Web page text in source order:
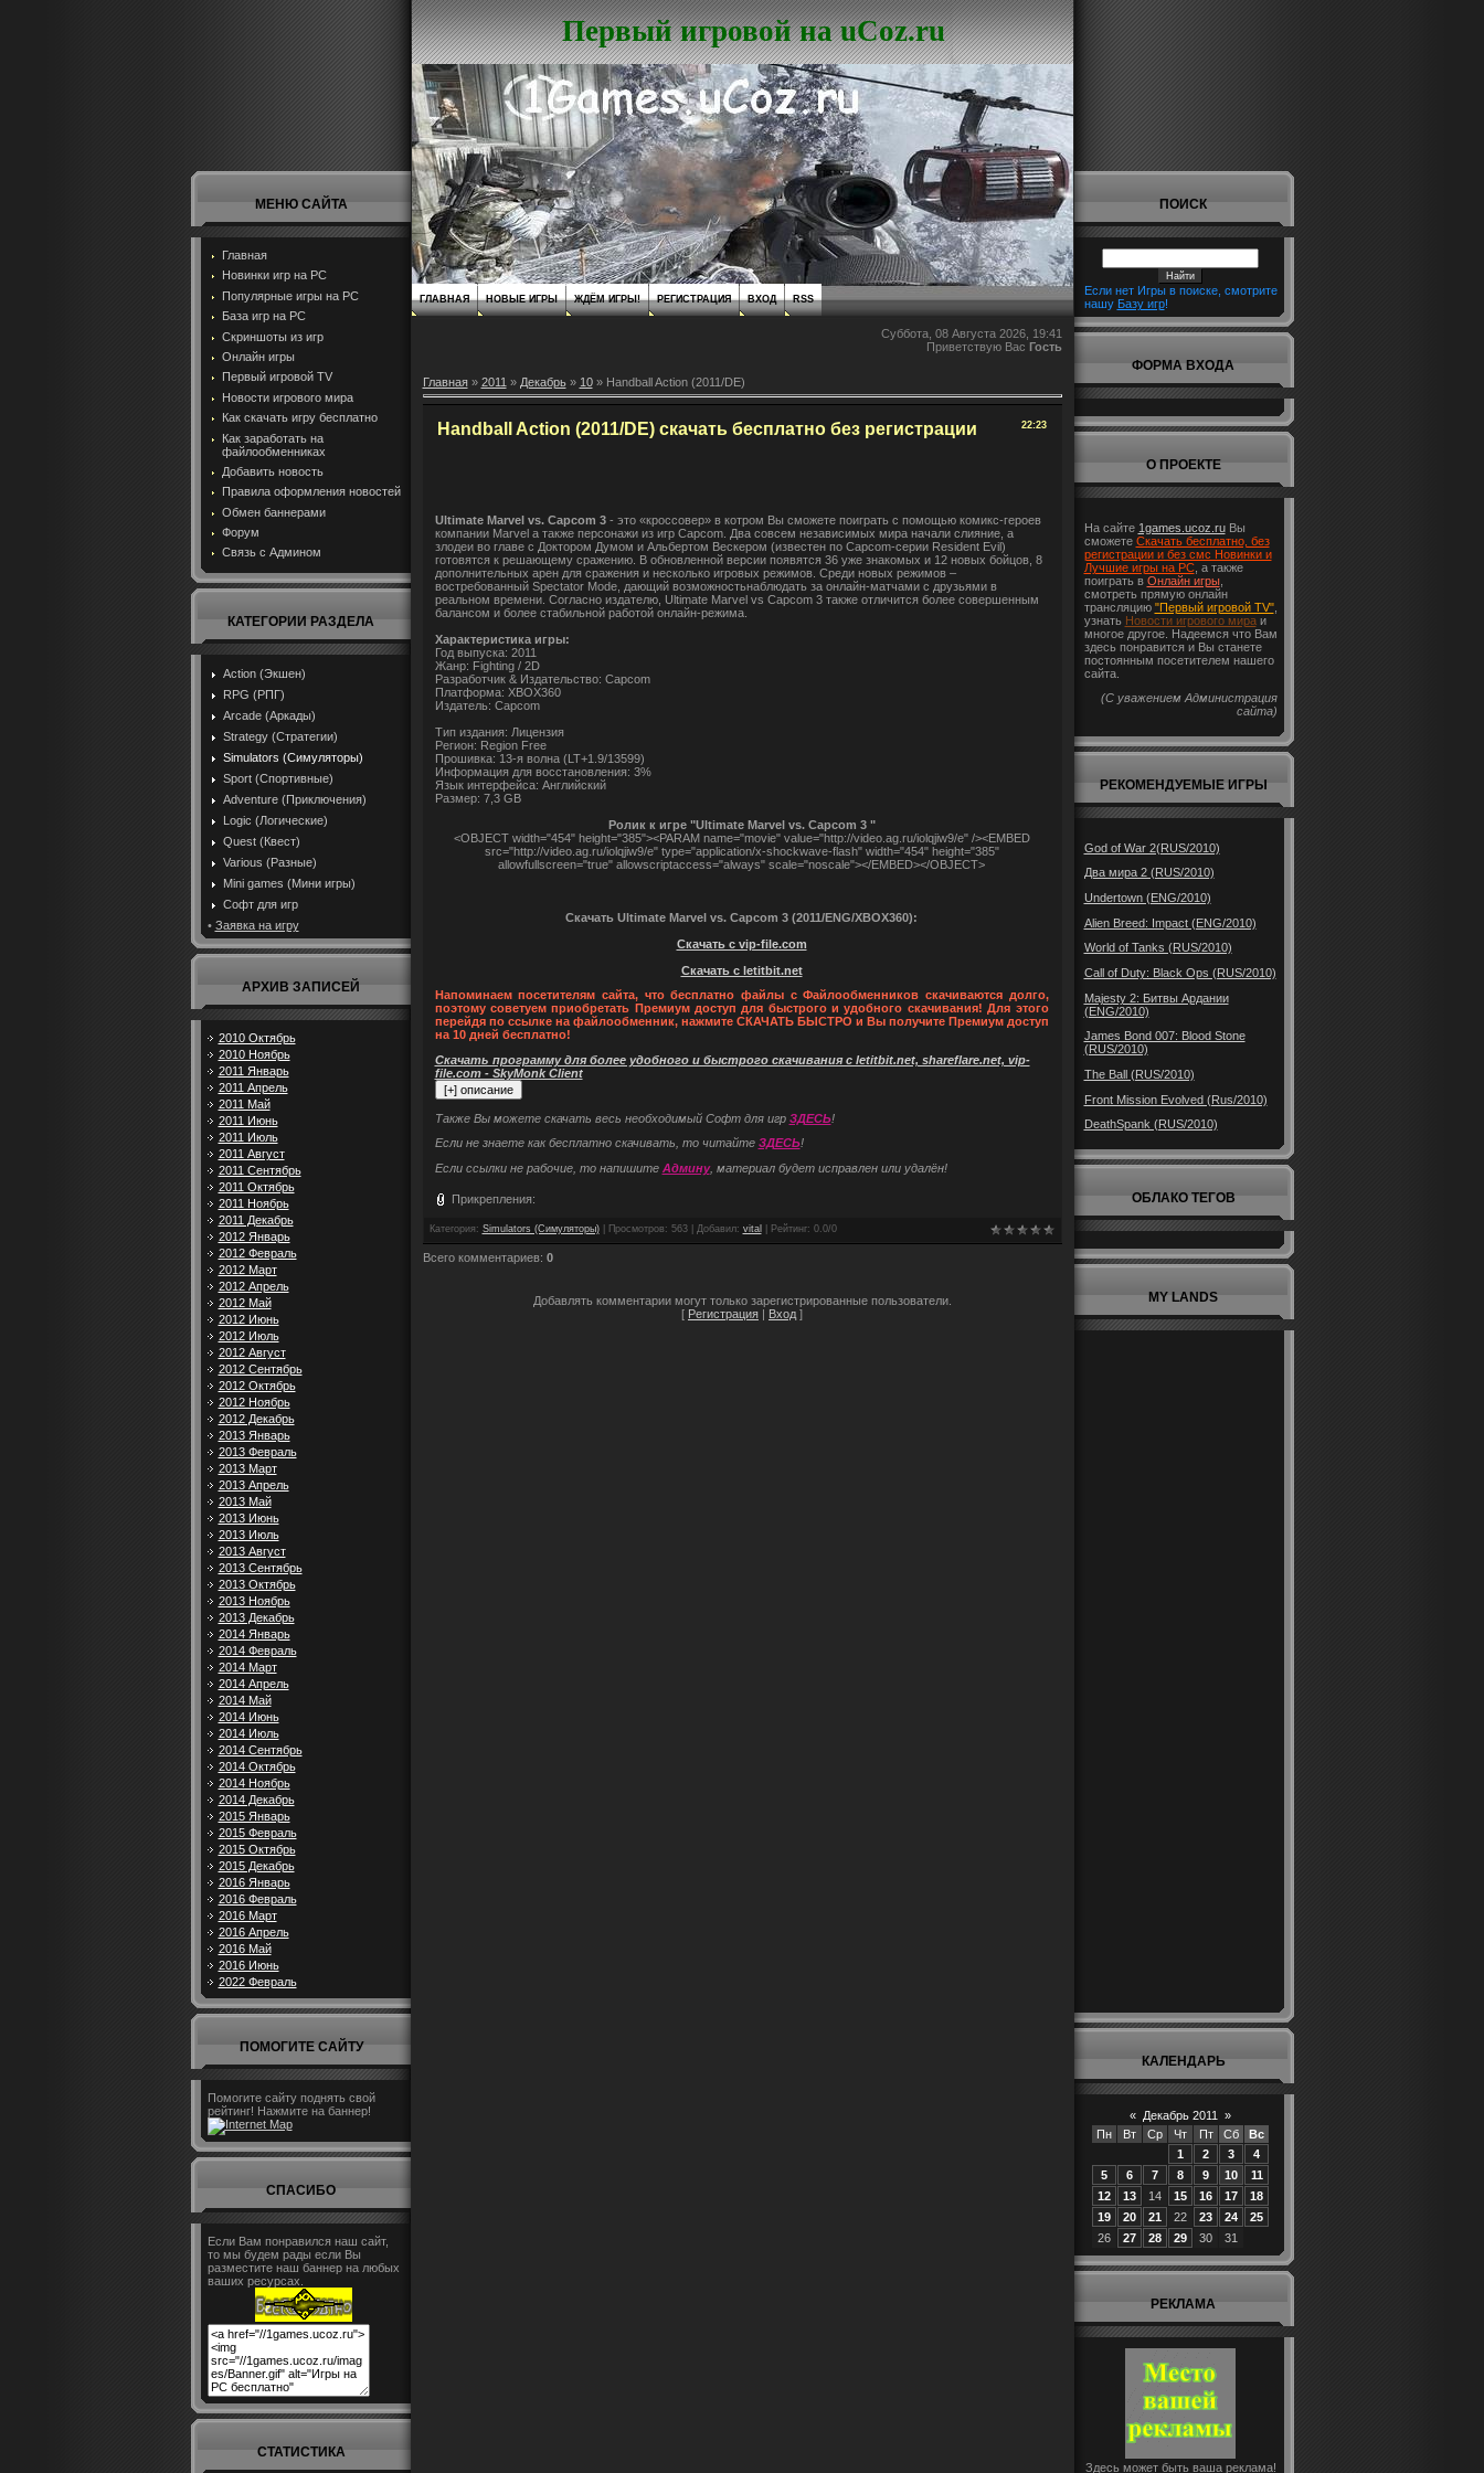
МЕНЮ САЙТА
Главная
Новинки игр на PC
Популярные игры на PC
База игр на РС
Скриншоты из игр
Онлайн игры
Первый игровой TV
Новости игрового мира
Как скачать игру бесплатно
Как заработать на
файлообменниках
Добавить новость
Правила оформления новостей
Обмен баннерами
Форум
Связь с Админом
КАТЕГОРИИ РАЗДЕЛА
Action (Экшен)
RPG (РПГ)
Arcade (Аркады)
Strategy (Стратегии)
Simulators (Симуляторы)
Sport (Спортивные)
Adventure (Приключения)
Logic (Логические)
Quest (Квест)
Various (Разные)
Mini games (Мини игры)
Софт для игр
• Заявка на игру
АРХИВ ЗАПИСЕЙ
2010 Октябрь
2010 Ноябрь
2011 Январь
2011 Апрель
2011 Май
2011 Июнь
2011 Июль
2011 Август
2011 Сентябрь
2011 Октябрь
2011 Ноябрь
2011 Декабрь
2012 Январь
2012 Февраль
2012 Март
2012 Апрель
2012 Май
2012 Июнь
2012 Июль
2012 Август
2012 Сентябрь
2012 Октябрь
2012 Ноябрь
2012 Декабрь
2013 Январь
2013 Февраль
2013 Март
2013 Апрель
2013 Май
2013 Июнь
2013 Июль
2013 Август
2013 Сентябрь
2013 Октябрь
2013 Ноябрь
2013 Декабрь
2014 Январь
2014 Февраль
2014 Март
2014 Апрель
2014 Май
2014 Июнь
2014 Июль
2014 Сентябрь
2014 Октябрь
2014 Ноябрь
2014 Декабрь
2015 Январь
2015 Февраль
2015 Октябрь
2015 Декабрь
2016 Январь
2016 Февраль
2016 Март
2016 Апрель
2016 Май
2016 Июнь
2022 Февраль
ПОМОГИТЕ САЙТУ
Помогите сайту поднять свой
рейтинг! Нажмите на баннер!
СПАСИБО
Если Вам понравился наш сайт,
то мы будем рады если Вы
разместите наш баннер на любых
ваших ресурсах.
СТАТИСТИКА
Первый игровой на uCoz.ru
ГЛАВНАЯ НОВЫЕ ИГРЫ ЖДЁМ ИГРЫ! РЕГИСТРАЦИЯ ВХОД RSS
Суббота, 08 Августа 2026, 19:41
Приветствую Вас Гость
Главная» 2011 » Декабрь » 10» Handball Action (2011/DE)
22:23
Handball Action (2011/DE) скачать бесплатно без регистрации
Ultimate Marvel vs. Capcom 3- это «кроссовер» в котром Вы сможете поиграть с помощью комикс-героев
компании Marvel а также персонажи из игр Capcom. Два совсем независимых мира начали слияние, а
злодеи во главе с Доктором Думом и Альбертом Вескером (известен по Capcom-серии Resident Evil)
готовятся к решающему сражению. В обновленной версии появятся 36 уже знакомых и 12 новых бойцов, 8
дополнительных арен для сражения и несколько игровых режимов. Среди новых режимов –
востребованный Spectator Mode, дающий возможностьнаблюдать за онлайн-матчами с друзьями в
реальном времени. Согласно издателю, Ultimate Marvel vs Capcom 3 также отличится более совершенным
балансом и более стабильной работой онлайн-режима.
Характеристика игры:
Год выпуска: 2011
Жанр: Fighting / 2D
Разработчик & Издательство: Capcom
Платформа: XBOX360
Издатель: Capcom
Тип издания: Лицензия
Регион: Region Free
Прошивка: 13-я волна (LT+1.9/13599)
Информация для восстановления: 3%
Язык интерфейса: Английский
Размер: 7,3 GB
Ролик к игре "Ultimate Marvel vs. Capcom 3 "
<OBJECT width="454" height="385"><PARAM name="movie" value="http://video.ag.ru/iolqjiw9/e" /><EMBED
src="http://video.ag.ru/iolqjiw9/e" type="application/x-shockwave-flash" width="454" height="385"
allowfullscreen="true" allowscriptaccess="always" scale="noscale"></EMBED></OBJECT>
Скачать Ultimate Marvel vs. Capcom 3 (2011/ENG/XBOX360):
Скачать с vip-file.com
Скачать с letitbit.net
Напоминаем посетителям сайта, что бесплатно файлы с Файлообменников скачиваются долго,
поэтому советуем приобретать Премиум доступ для быстрого и удобного скачивания! Для этого
перейдя по ссылке на файлообменник, нажмите СКАЧАТЬ БЫСТРО и Вы получите Премиум доступ
на 10 дней бесплатно!
Скачать программу для более удобного и быстрого скачивания с letitbit.net, shareflare.net, vip-
file.com - SkyMonk Client
Также Вы можете скачать весь необходимый Софт для игр ЗДЕСЬ!
Если не знаете как бесплатно скачивать, то читайте ЗДЕСЬ!
Если ссылки не рабочие, то напишите Админу, материал будет исправлен или удалён!
Прикрепления:
Категория : Simulators (Симуляторы)| Просмотров: 563 | Добавил: vital Рейтинг: 0.0/0
Всего комментариев: 0
Добавлять комментарии могут только зарегистрированные пользователи.
[ Регистрация | Вход ]
ПОИСК
Если нет Игры в поиске, смотрите
нашу Базу игр!
ФОРМА ВХОДА
О ПРОЕКТЕ
На сайте 1games.ucoz.ruВы
сможете Скачать бесплатно, без
регистрации и без смс Новинки и
Лучшие игры на PC, а также
поиграть в Онлайн игры,
смотреть прямую онлайн
трансляцию "Первый игровой TV",
узнать Новости игрового мираи
многое другое. Надеемся что Вам
здесь понравится и Вы станете
постоянным посетителем нашего
сайта.
(С уважением Администрация
сайта)
РЕКОМЕНДУЕМЫЕ ИГРЫ
God of War 2(RUS/2010)
Два мира 2 (RUS/2010)
Undertown (ENG/2010)
Alien Breed: Impact (ENG/2010)
World of Tanks (RUS/2010)
Call of Duty: Black Ops (RUS/2010)
Majesty 2: Битвы Ардании
(ENG/2010)
James Bond 007: Blood Stone
(RUS/2010)
The Ball (RUS/2010)
Front Mission Evolved (Rus/2010)
DeathSpank (RUS/2010)
ОБЛАКО ТЕГОВ
MY LANDS
КАЛЕНДАРЬ
« Декабрь 2011
»
Пн
Вт Ср Чт Пт Сб
Вс
1
2 3
4
5
6 7 8 9 10
11
12
13 14 15 16 17
18
19
20 21 22 23 24
25
26
27 28 29 30 31
РЕКЛАМА
Здесь может быть ваша реклама!